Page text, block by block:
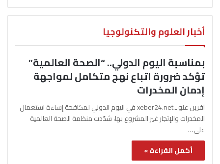
أخبار العلوم والتكنولوجيا
بمناسبة اليوم الدولي.. “الصحة العالمية”
تؤكد ضرورة اتباع نهج متكامل لمواجهة
إدمان المخدرات
آفرين علو ـ xeber24.net في اليوم الدولي لمكافحة إساءة استعمال
المخدرات والإتجار غير المشروع بها، شدّدت منظمة الصحة العالمية
على…
أكمل القراءة »